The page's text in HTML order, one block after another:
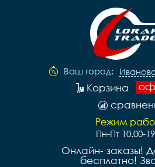
Ваш город:
Корзина
Режим
Пн-Пт 10.00-
Онлайн- заказы!
бесплатно!